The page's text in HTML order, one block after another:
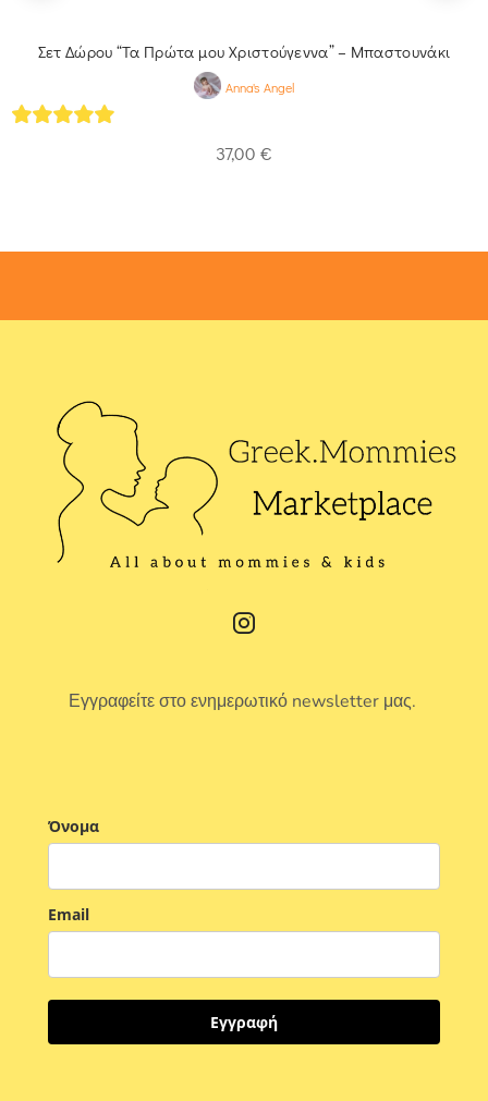
Σετ Δώρου “Τα Πρώτα μου Χριστούγεννα” – Μπαστουνάκι
Anna's Angel
37,00 €
Εγγραφείτε στο ενημερωτικό newsletter μας.
Όνομα
Email
Εγγραφή